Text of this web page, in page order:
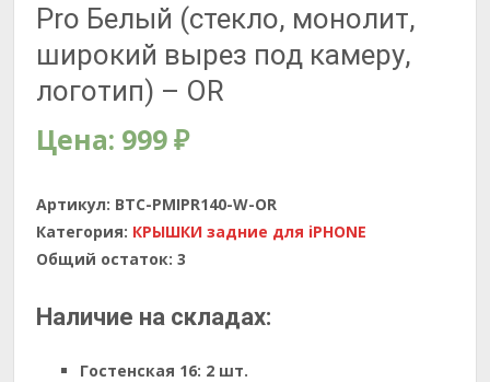
Pro Белый (стекло, монолит,
широкий вырез под камеру,
логотип) – OR
Цена: 999₽
Артикул: BTC-PMIPR140-W-OR
Категория: КРЫШКИ задние для iPHONE
Общий остаток: 3
Наличие на складах:
Гостенская 16: 2 шт.